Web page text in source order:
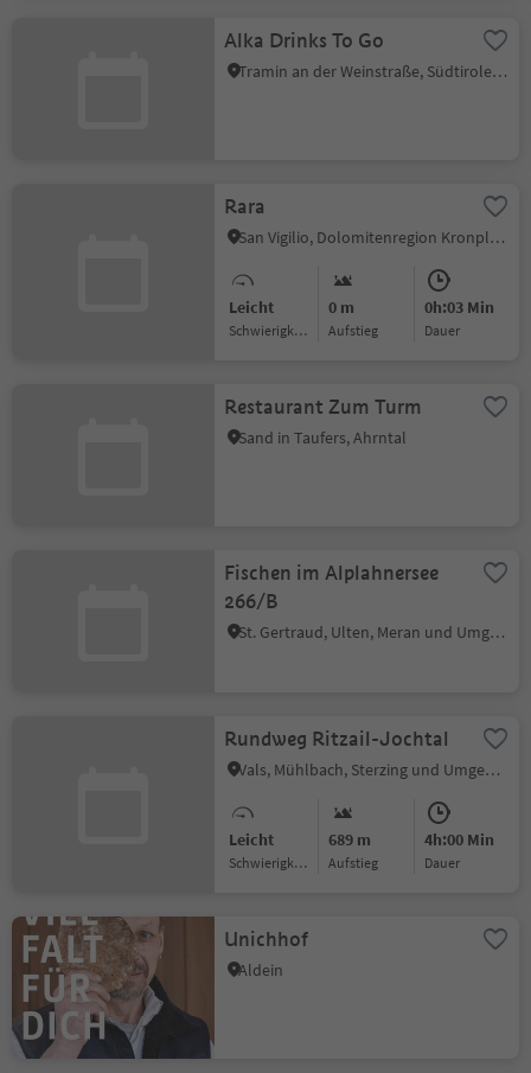
Alka Drinks To Go
Tramin an der Weinstraße, Südtiroler Weinstraße
Rara
San Vigilio, Dolomitenregion Kronplatz
Leicht
Schwierigkeitsgrad
0 m
Aufstieg
0h:03 Min
Dauer
Restaurant Zum Turm
Sand in Taufers, Ahrntal
Fischen im Alplahnersee
266/B
St. Gertraud, Ulten, Meran und Umgebung
Rundweg Ritzail-Jochtal
Vals, Mühlbach, Sterzing und Umgebung
Leicht
Schwierigkeitsgrad
689 m
Aufstieg
4h:00 Min
Dauer
Unichhof
Aldein